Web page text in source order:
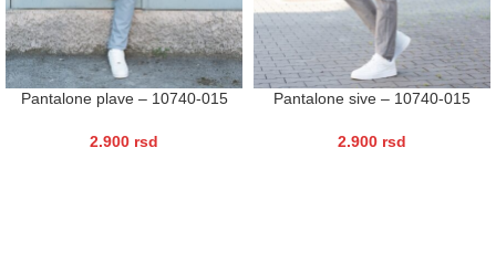
Pantalone plave – 10740-015
2.900 rsd
Pantalone sive – 10740-015
2.900 rsd